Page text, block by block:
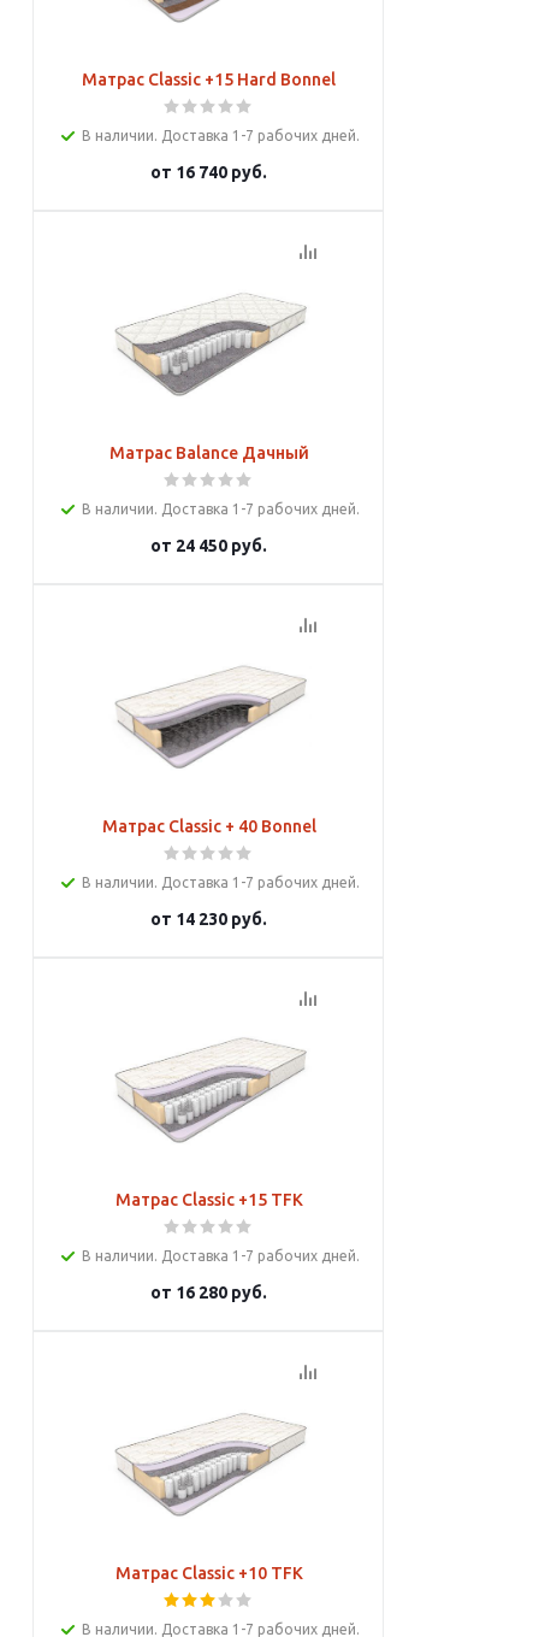
Матрас Classic +15 Hard Bonnel
В наличии. Доставка 1-7 рабочих дней.
от 16 740 руб.
Матрас Balance Дачный
В наличии. Доставка 1-7 рабочих дней.
от 24 450 руб.
Матрас Classic + 40 Bonnel
В наличии. Доставка 1-7 рабочих дней.
от 14 230 руб.
Матрас Classic +15 TFK
В наличии. Доставка 1-7 рабочих дней.
от 16 280 руб.
Матрас Classic +10 TFK
В наличии. Доставка 1-7 рабочих дней.